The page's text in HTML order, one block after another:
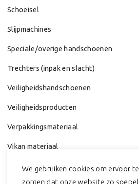
Schoeisel
Slijpmachines
Speciale/overige handschoenen
Trechters (inpak en slacht)
Veiligheidshandschoenen
Veiligheidsproducten
Verpakkingsmateriaal
Vikan materiaal
Werkhandschoenen
We gebruiken cookies om ervoor te
zorgen dat onze website zo soepel